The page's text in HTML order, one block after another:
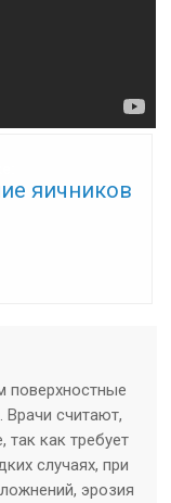
яичников
поверхностные
Врачи считают,
так как требует
случаях, при
эрозия